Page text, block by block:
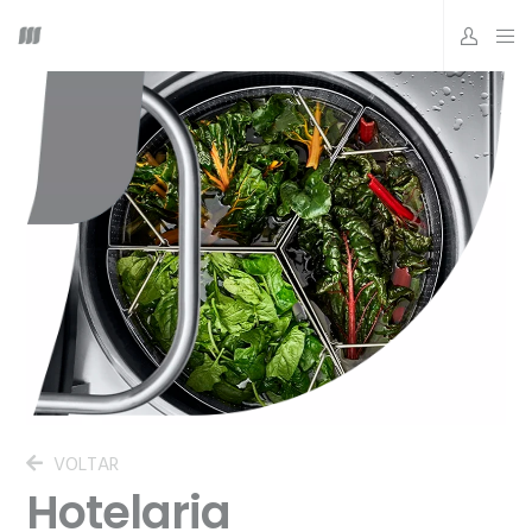
VOLTAR
Hotelaria